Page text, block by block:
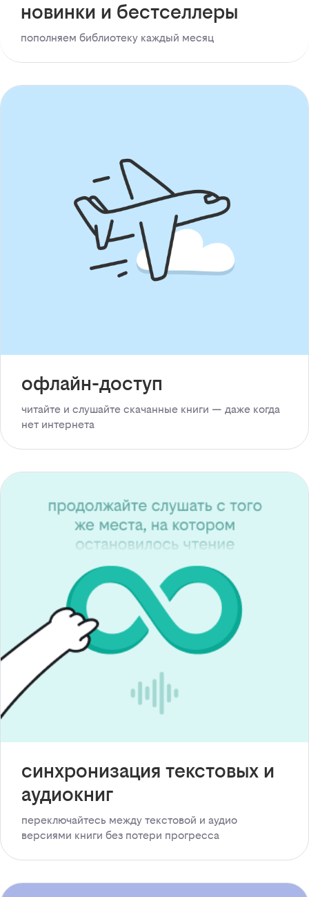
новинки и бестселлеры
пополняем библиотеку каждый месяц
офлайн-доступ
читайте и слушайте скачанные книги — даже когда
нет интернета
синхронизация текстовых и
аудиокниг
переключайтесь между текстовой и аудио
версиями книги без потери прогресса